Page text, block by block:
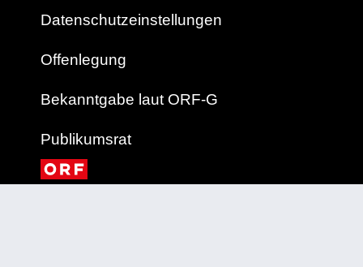
Datenschutzeinstellungen
Offenlegung
Bekanntgabe laut ORF-G
Publikumsrat